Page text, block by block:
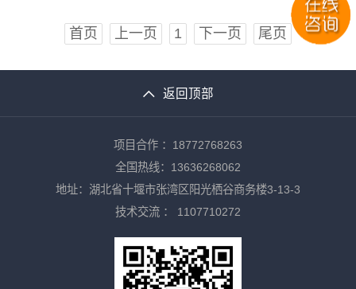
首页 上一页 1 下一页 尾页
返回顶部
项目合作 ：18772768263
全国热线：13636268062
地址：湖北省十堰市张湾区阳光栖谷商务楼3-13-3
技术交流 ： 1107710272